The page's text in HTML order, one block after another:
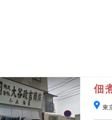
佃
東